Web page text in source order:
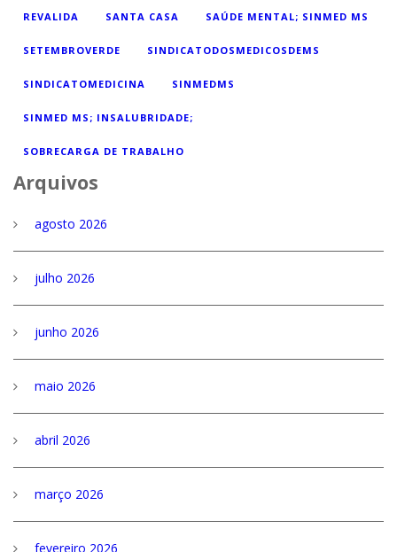
REVALIDA SANTA CASA SAÚDE MENTAL; SINMED MS
SETEMBROVERDE SINDICATODOSMEDICOSDEMS
SINDICATOMEDICINA SINMEDMS
SINMED MS; INSALUBRIDADE;
SOBRECARGA DE TRABALHO
Arquivos
agosto 2026
julho 2026
junho 2026
maio 2026
abril 2026
março 2026
fevereiro 2026